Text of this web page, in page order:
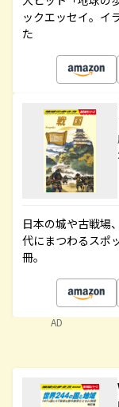
ックエッセイ。イ
た
日本の城や古戦場
代にまつわるスポ
冊。
AD